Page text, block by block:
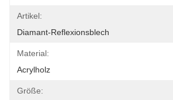
Artikel:
Diamant-Reflexionsblech
Material:
Acrylholz
Größe: